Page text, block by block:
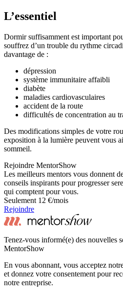
L’essentiel
Dormir suffisamment est important
souffrez d’un trouble du rythme
davantage de :
dépression
système immunitaire affaibli
diabète
maladies cardiovasculaires
accident de la route
difficultés de concentration au
Des modifications simples de votre
exposition à la lumière peuvent vous
sommeil.
Rejoindre MentorShow
Les meilleurs mentors vous donnent
conseils inspirants pour progresser
qui comptent pour vous.
Seulement 12 €/mois
Rejoindre
Tenez-vous informé(e) des nouvelles
MentorShow
En vous abonnant, vous acceptez
et donnez votre consentement pour
notre entreprise.